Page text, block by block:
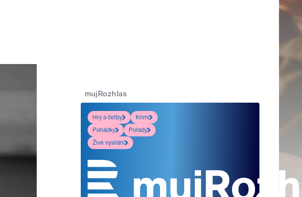
mujRozhlas
Hry a četby
Krimi
Pohádky
Pořady
Živé vysílání